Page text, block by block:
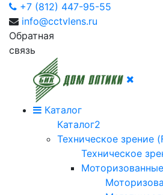
+7 (812) 447-95-55
info@cctvlens.ru
Обратная
связь
Каталог
Каталог2
Техническое зрение
Техническое